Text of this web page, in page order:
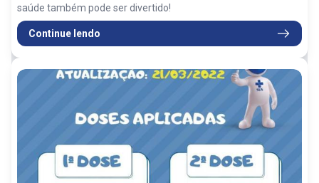
saúde também pode ser divertido!
Continue lendo